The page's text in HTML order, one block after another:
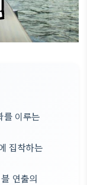
를 이루는
집착하는
연출의